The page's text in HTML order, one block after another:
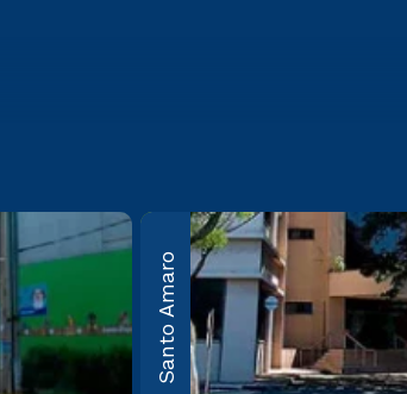
Guarulhos
Av. Salgado Filho, nº
100, Cond. Campus
Guarulhos –
Guarulhos – SP CEP:
07115-000
Saiba mais
Santo Amaro